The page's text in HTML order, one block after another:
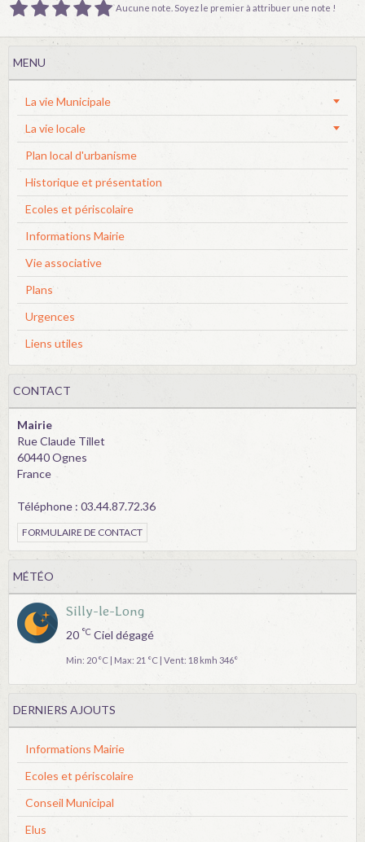
Aucune note. Soyez le premier à attribuer une note !
MENU
La vie Municipale
La vie locale
Plan local d'urbanisme
Historique et présentation
Ecoles et périscolaire
Informations Mairie
Vie associative
Plans
Urgences
Liens utiles
CONTACT
Mairie
Rue Claude Tillet
60440 Ognes
France
Téléphone : 03.44.87.72.36
FORMULAIRE DE CONTACT
MÉTÉO
Silly-le-Long
20 °C Ciel dégagé
Min: 20 °C | Max: 21 °C | Vent: 18 kmh 346°
DERNIERS AJOUTS
Informations Mairie
Ecoles et périscolaire
Conseil Municipal
Elus